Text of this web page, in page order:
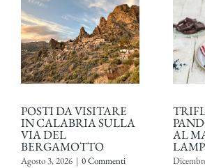
POSTI DA VISITARE
IN CALABRIA SULLA
VIA DEL
BERGAMOTTO
Agosto 3, 2026 | 0 Commenti
AL